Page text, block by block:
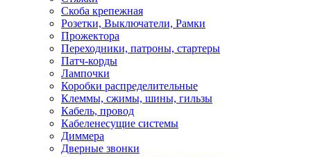
Скоба крепежная
Розетки, Выключатели, Рамки
Прожектора
Переходники, патроны, стартеры
Патч-корды
Лампочки
Коробки распределительные
Клеммы, сжимы, шины, гильзы
Кабель, провод
Кабеленесущие системы
Диммера
Дверные звонки